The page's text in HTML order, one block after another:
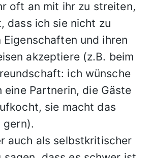
oft an mit ihr zu streiten,
dass ich sie nicht zu
Eigenschaften und ihren
akzeptiere (z.B. beim
ich wünsche
eine Partnerin, die Gäste
sie macht das
gern).
auch als selbstkritischer